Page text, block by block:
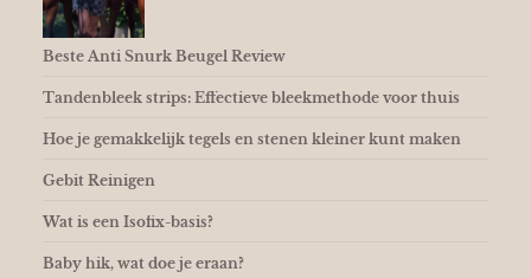
Beste Anti Snurk Beugel Review
Tandenbleek strips: Effectieve bleekmethode voor thuis
Hoe je gemakkelijk tegels en stenen kleiner kunt maken
Gebit Reinigen
Wat is een Isofix-basis?
Baby hik, wat doe je eraan?